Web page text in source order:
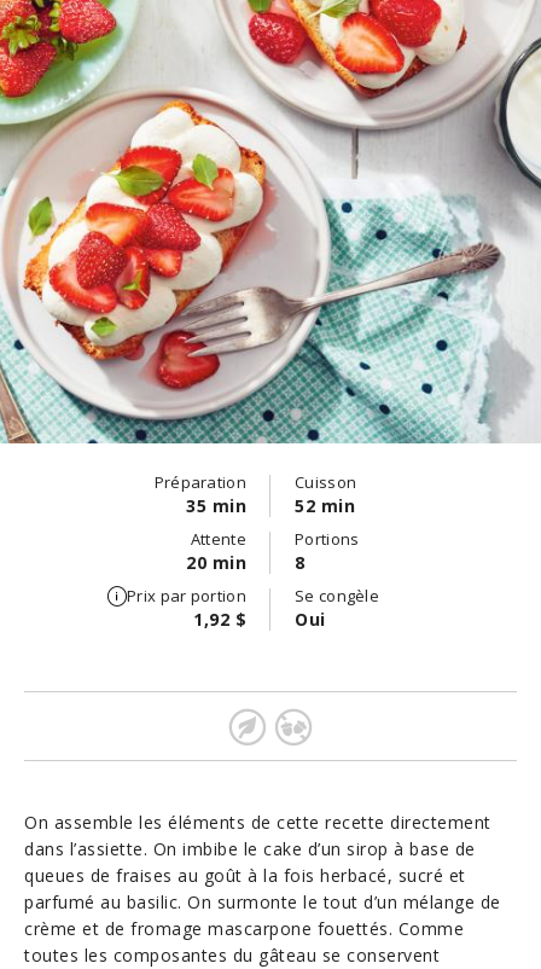
Préparation
35 min
Cuisson
52 min
Attente
20 min
Portions
8
Prix par portion
1,92 $
Se congèle
Oui
On assemble les éléments de cette recette directement
dans l’assiette. On imbibe le cake d’un sirop à base de
queues de fraises au goût à la fois herbacé, sucré et
parfumé au basilic. On surmonte le tout d’un mélange de
crème et de fromage mascarpone fouettés. Comme
toutes les composantes du gâteau se conservent